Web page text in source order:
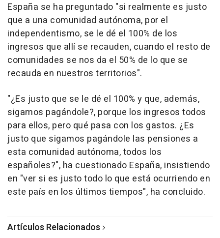
España se ha preguntado "si realmente es justo
que a una comunidad autónoma, por el
independentismo, se le dé el 100% de los
ingresos que allí se recauden, cuando el resto de
comunidades se nos da el 50% de lo que se
recauda en nuestros territorios".
"¿Es justo que se le dé el 100% y que, además,
sigamos pagándole?, porque los ingresos todos
para ellos, pero qué pasa con los gastos. ¿Es
justo que sigamos pagándole las pensiones a
esta comunidad autónoma, todos los
españoles?", ha cuestionado España, insistiendo
en "ver si es justo todo lo que está ocurriendo en
este país en los últimos tiempos", ha concluido.
Artículos Relacionados